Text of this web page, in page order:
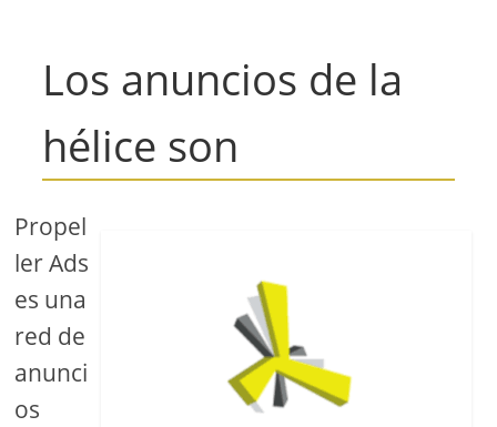
Los anuncios de la
hélice son
Propel
ler Ads
es una
red de
anunci
os